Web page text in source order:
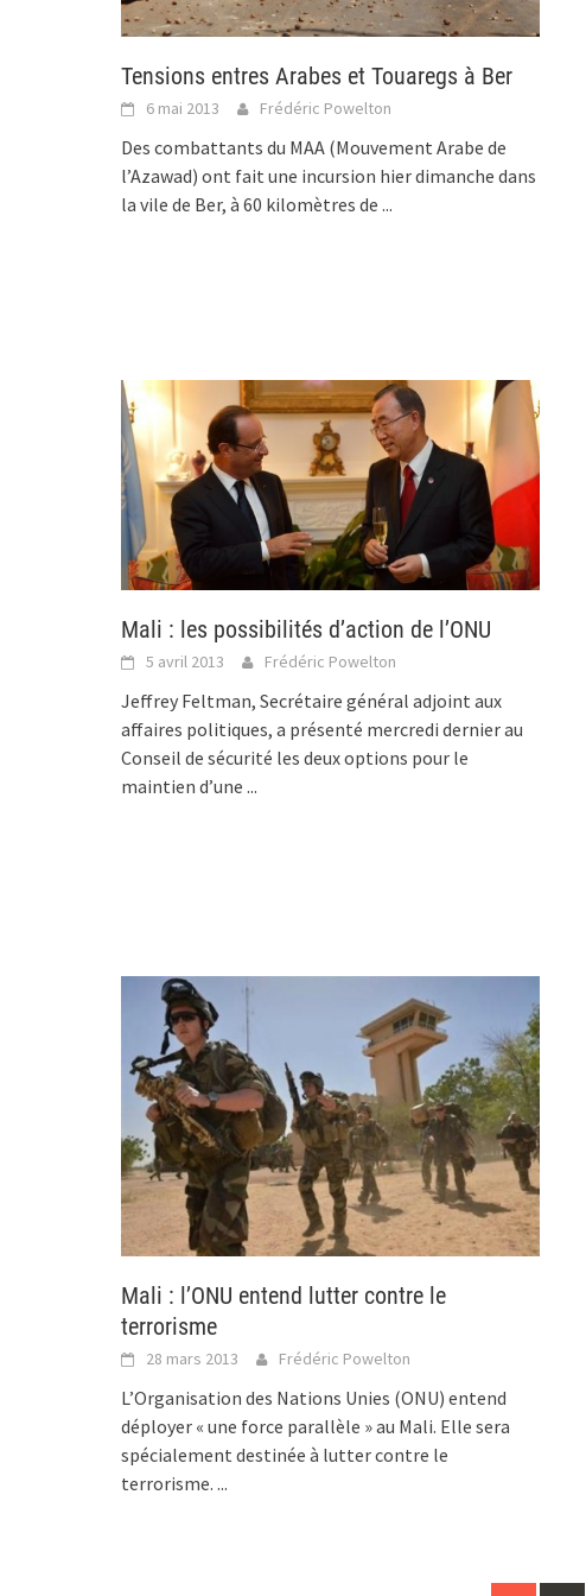
Tensions entres Arabes et Touaregs à Ber
6 mai 2013 Frédéric Powelton
Des combattants du MAA (Mouvement Arabe de
l’Azawad) ont fait une incursion hier dimanche dans
la vile de Ber, à 60 kilomètres de ...
Mali : les possibilités d’action de l’ONU
5 avril 2013 Frédéric Powelton
Jeffrey Feltman, Secrétaire général adjoint aux
affaires politiques, a présenté mercredi dernier au
Conseil de sécurité les deux options pour le
maintien d’une ...
Mali : l’ONU entend lutter contre le
terrorisme
28 mars 2013 Frédéric Powelton
L’Organisation des Nations Unies (ONU) entend
déployer « une force parallèle » au Mali. Elle sera
spécialement destinée à lutter contre le
terrorisme. ...